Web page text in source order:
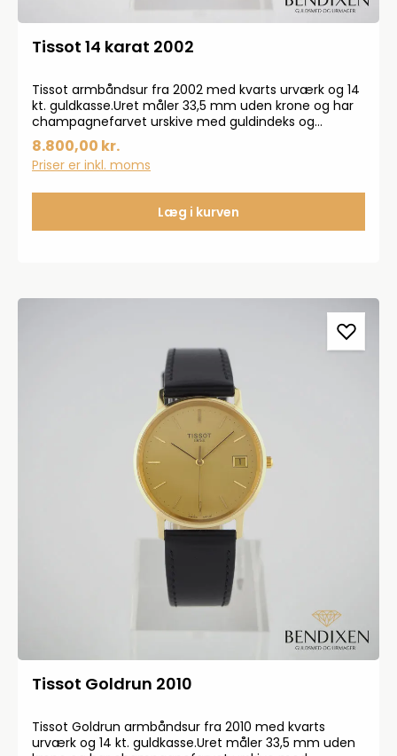
Tissot 14 karat 2002
Tissot armbåndsur fra 2002 med kvarts urværk og 14
kt. guldkasse.Uret måler 33,5 mm uden krone og har
champagnefarvet urskive med guldindeks og
visere.Modelnr. 667.320B.6356Uret er serviceret og
der ydes 2 års garanti.Rabatkoder kan ikke bruges på
vintage produkter.
8.800,00 kr.
Priser er inkl. moms
Læg i kurven
Tissot Goldrun 2010
Tissot Goldrun armbåndsur fra 2010 med kvarts
urværk og 14 kt. guldkasse.Uret måler 33,5 mm uden